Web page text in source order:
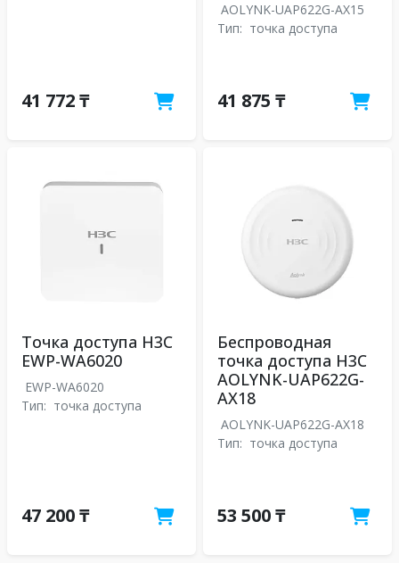
41 772 ₸
AOLYNK-UAP622G-AX15
Тип: точка доступа
41 875 ₸
Точка доступа H3C
EWP-WA6020
EWP-WA6020
Тип: точка доступа
47 200 ₸
Беспроводная
точка доступа H3C
AOLYNK-UAP622G-
AX18
AOLYNK-UAP622G-AX18
Тип: точка доступа
53 500 ₸